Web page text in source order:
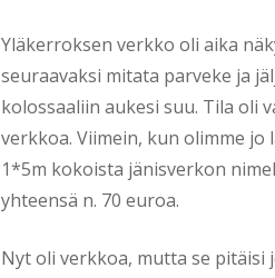
Yläkerroksen verkko oli aika
seuraavaksi mitata parveke ja
kolossaaliin aukesi suu. Tila oli
verkkoa. Viimein, kun olimme
1*5m kokoista jänisverkon
yhteensä n. 70 euroa.
Nyt oli verkkoa, mutta se pitäisi